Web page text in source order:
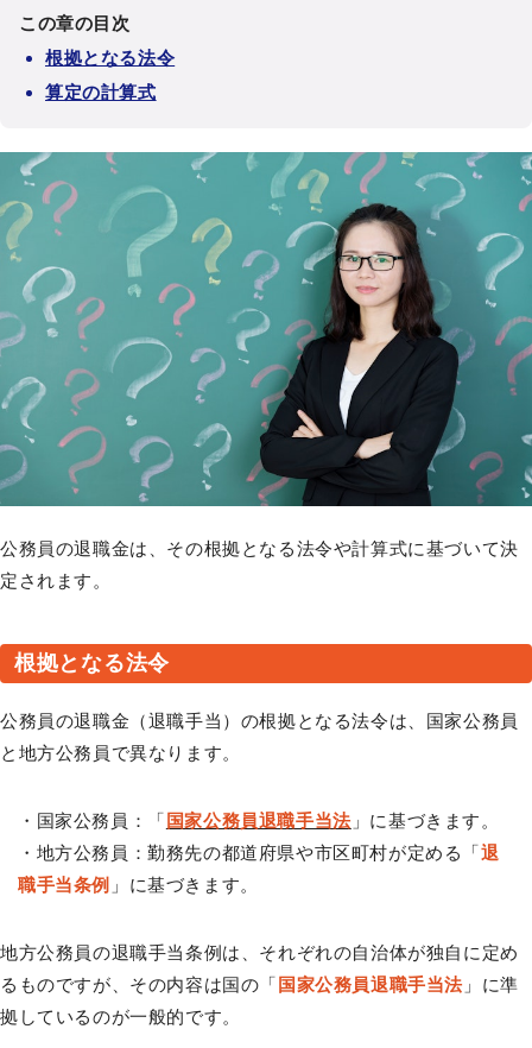
この章の目次
根拠となる法令
算定の計算式
公務員の退職金は、その根拠となる法令や計算式に基づいて決
定されます。
根拠となる法令
公務員の退職金（退職手当）の根拠となる法令は、国家公務員
と地方公務員で異なります。
・国家公務員：「 国家公務員退職手当法」に基づきます。
・地方公務員：勤務先の都道府県や市区町村が定める「 退
職手当条例 」に基づきます。
地方公務員の退職手当条例は、それぞれの自治体が独自に定め
るものですが、その内容は国の「 国家公務員退職手当法 」に準
拠しているのが一般的です。